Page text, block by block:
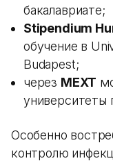
бакалавриате;
Stipendium
обучение в
Budapest;
через MEXT
университеты
Особенно
контролю